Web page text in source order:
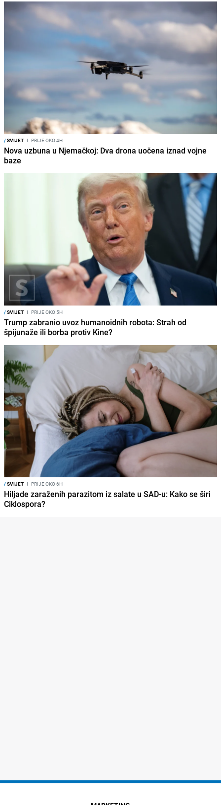
/SVIJET I PRIJE OKO 4H
Nova uzbuna u Njemačkoj: Dva drona uočena iznad vojne
baze
/SVIJET I PRIJE OKO 5H
Trump zabranio uvoz humanoidnih robota: Strah od
špijunaže ili borba protiv Kine?
/SVIJET I PRIJE OKO 6H
Hiljade zaraženih parazitom iz salate u SAD-u: Kako se širi
Ciklospora?